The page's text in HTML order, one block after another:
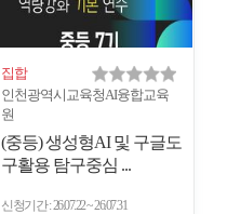
집합
인천광역시교육청AI융합교육
원
(중등) 생성형AI 및 구글도
구활용 탐구중심 ...
신청기간 26.07.22 ~ 26.07.31